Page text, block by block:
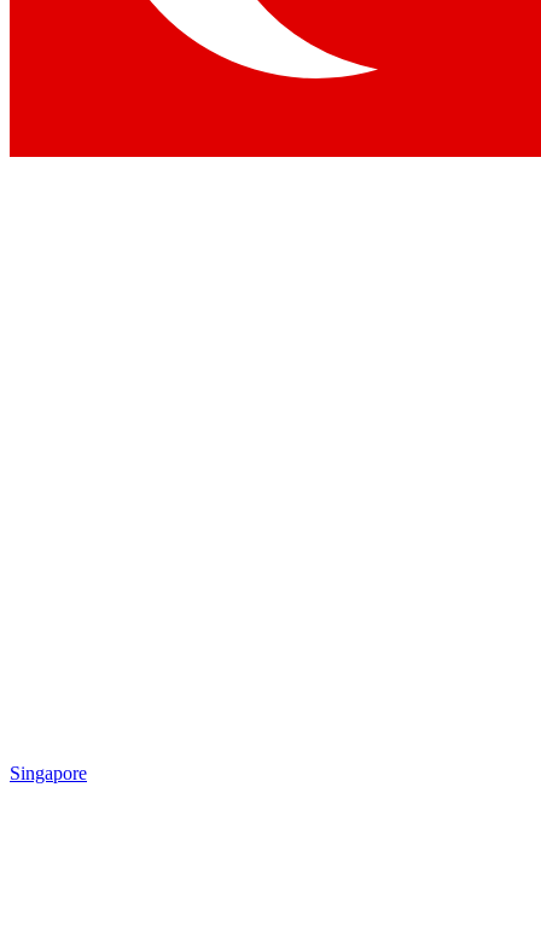
Singapore